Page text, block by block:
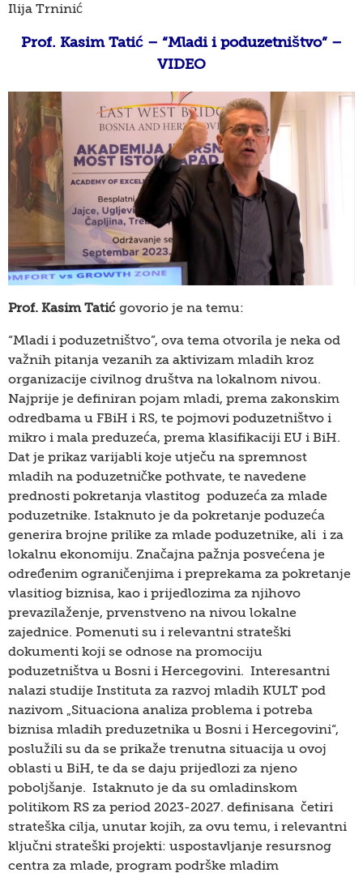
Ilija Trninić
Prof. Kasim Tatić – “Mladi i poduzetništvo” –
VIDEO
Prof. Kasim Tatić govorio je na temu:
“Mladi i poduzetništvo”, ova tema otvorila je neka od
važnih pitanja vezanih za aktivizam mladih kroz
organizacije civilnog društva na lokalnom nivou.
Najprije je definiran pojam mladi, prema zakonskim
odredbama u FBiH i RS, te pojmovi poduzetništvo i
mikro i mala preduzeća, prema klasifikaciji EU i BiH.
Dat je prikaz varijabli koje utječu na spremnost
mladih na poduzetničke pothvate, te navedene
prednosti pokretanja vlastitog poduzeća za mlade
poduzetnike. Istaknuto je da pokretanje poduzeća
generira brojne prilike za mlade poduzetnike, ali i za
lokalnu ekonomiju. Značajna pažnja posvećena je
određenim ograničenjima i preprekama za pokretanje
vlasitiog biznisa, kao i prijedlozima za njihovo
prevazilaženje, prvenstveno na nivou lokalne
zajednice. Pomenuti su i relevantni strateški
dokumenti koji se odnose na promociju
poduzetništva u Bosni i Hercegovini. Interesantni
nalazi studije Instituta za razvoj mladih KULT pod
nazivom „Situaciona analiza problema i potreba
biznisa mladih preduzetnika u Bosni i Hercegovini“,
poslužili su da se prikaže trenutna situacija u ovoj
oblasti u BiH, te da se daju prijedlozi za njeno
poboljšanje. Istaknuto je da su omladinskom
politikom RS za period 2023-2027. definisana četiri
strateška cilja, unutar kojih, za ovu temu, i relevantni
ključni strateški projekti: uspostavljanje resursnog
centra za mlade, program podrške mladim